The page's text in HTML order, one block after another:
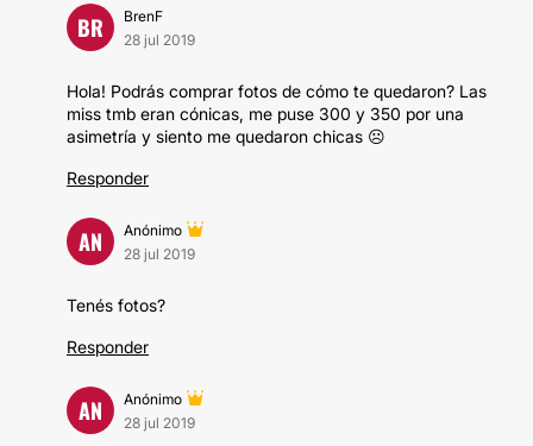
BR
BrenF
28 jul 2019
Hola! Podrás comprar fotos de cómo te quedaron? Las
miss tmb eran cónicas, me puse 300 y 350 por una
asimetría y siento me quedaron chicas ☹️
Responder
AN
Anónimo
28 jul 2019
Tenés fotos?
Responder
AN
Anónimo
28 jul 2019